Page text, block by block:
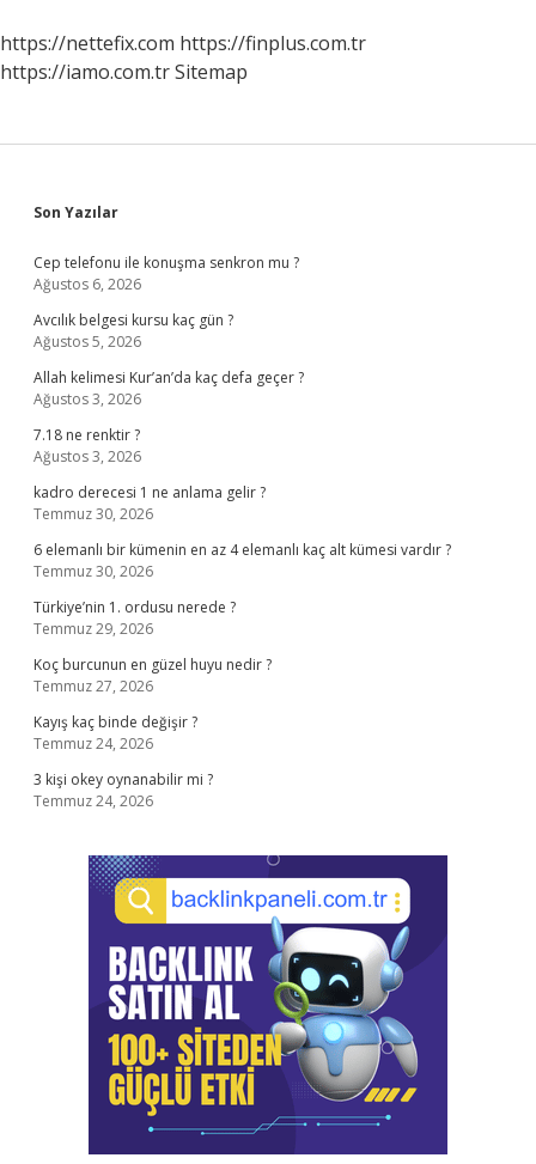
https://nettefix.com https://finplus.com.tr
https://iamo.com.trSitemap
Sidebar
Son Yazılar
Cep telefonu ile konuşma senkron mu ?
Ağustos 6, 2026
Avcılık belgesi kursu kaç gün ?
Ağustos 5, 2026
Allah kelimesi Kur’an’da kaç defa geçer ?
Ağustos 3, 2026
7.18 ne renktir ?
Ağustos 3, 2026
kadro derecesi 1 ne anlama gelir ?
Temmuz 30, 2026
6 elemanlı bir kümenin en az 4 elemanlı kaç alt kümesi vardır ?
Temmuz 30, 2026
Türkiye’nin 1. ordusu nerede ?
Temmuz 29, 2026
Koç burcunun en güzel huyu nedir ?
Temmuz 27, 2026
Kayış kaç binde değişir ?
Temmuz 24, 2026
3 kişi okey oynanabilir mi ?
Temmuz 24, 2026